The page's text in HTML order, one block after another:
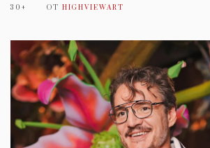
30+ ОТ HIGHVIEWART